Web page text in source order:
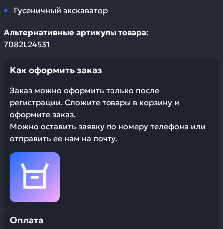
Гусеничный экскаватор
Альтернативные артикулы товара:
7082L24531
Как оформить заказ
Заказ можно оформить только после
регистрации. Сложите товары в корзину и
оформите заказ.
Можно оставить заявку по номеру телефона или
отправить ее нам на почту.
Оплата